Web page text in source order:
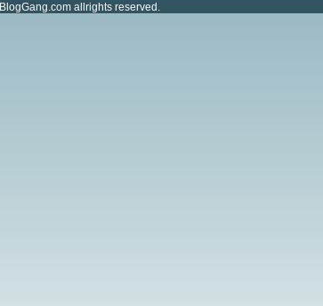
BlogGang.com allrights reserved.